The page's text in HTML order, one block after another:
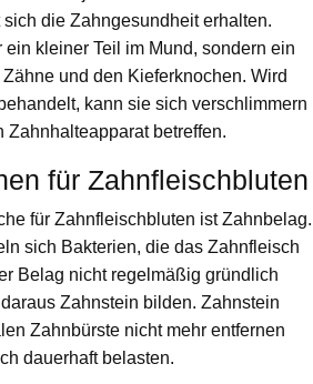
die Zahngesundheit erhalten.
kleiner Teil im Mund, sondern ein
und den Kieferknochen. Wird
kann sie sich verschlimmern
Zahnhalteapparat betreffen.
für Zahnfleischbluten
für Zahnfleischbluten ist Zahnbelag.
sich Bakterien, die das Zahnfleisch
Belag nicht regelmäßig gründlich
Zahnstein bilden. Zahnstein
Zahnbürste nicht mehr entfernen
dauerhaft belasten.